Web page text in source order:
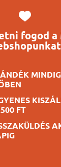
fogod a
MINDIG
FT